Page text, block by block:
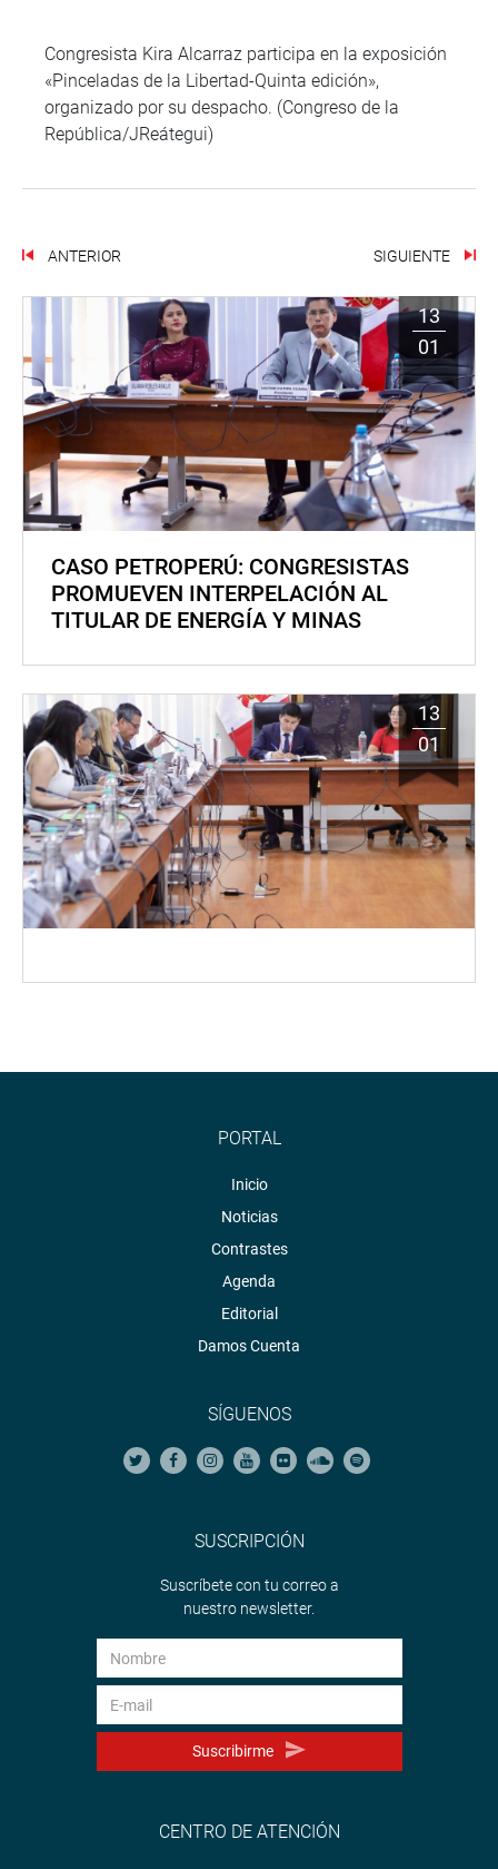
Congresista Kira Alcarraz participa en la exposición
«Pinceladas de la Libertad-Quinta edición»,
organizado por su despacho. (Congreso de la
República/JReátegui)
ANTERIOR SIGUIENTE
13
01
CASO PETROPERÚ: CONGRESISTAS
PROMUEVEN INTERPELACIÓN AL
TITULAR DE ENERGÍA Y MINAS
13
01
PORTAL
Inicio
Noticias
Contrastes
Agenda
Editorial
Damos Cuenta
SÍGUENOS
SUSCRIPCIÓN
Suscríbete con tu correo a
nuestro newsletter.
Suscribirme
CENTRO DE ATENCIÓN